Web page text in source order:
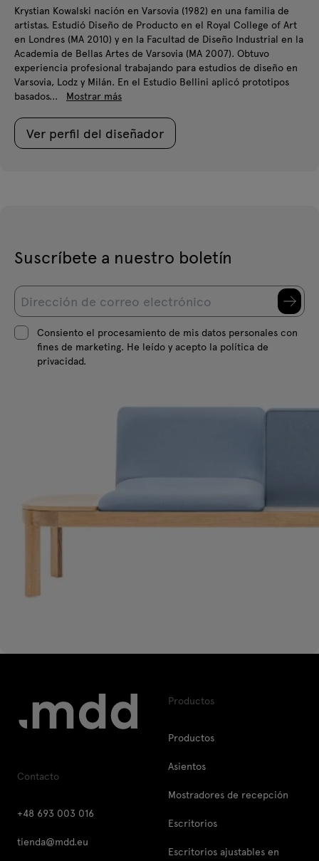
Krystian Kowalski nación en Varsovia (1982) en una familia de
artistas. Estudió Diseño de Producto en el Royal College of Art
en Londres (MA 2010) y en la Facultad de Diseño Industrial en la
Academia de Bellas Artes de Varsovia (MA 2007). Obtuvo
experiencia profesional trabajando para estudios de diseño en
Varsovia, Lodz y Milán. En el Estudio Bellini aplicó prototipos
basados...
Mostrar más
Ver perfil del diseñador
Suscríbete a nuestro boletín
Consiento el procesamiento de mis datos personales con
fines de marketing. He leído y acepto la política de
privacidad.
Contacto
+48 693 003 016
tienda@mdd.eu
Productos
Productos
Asientos
Mostradores de recepción
Escritorios
Escritorios ajustables en